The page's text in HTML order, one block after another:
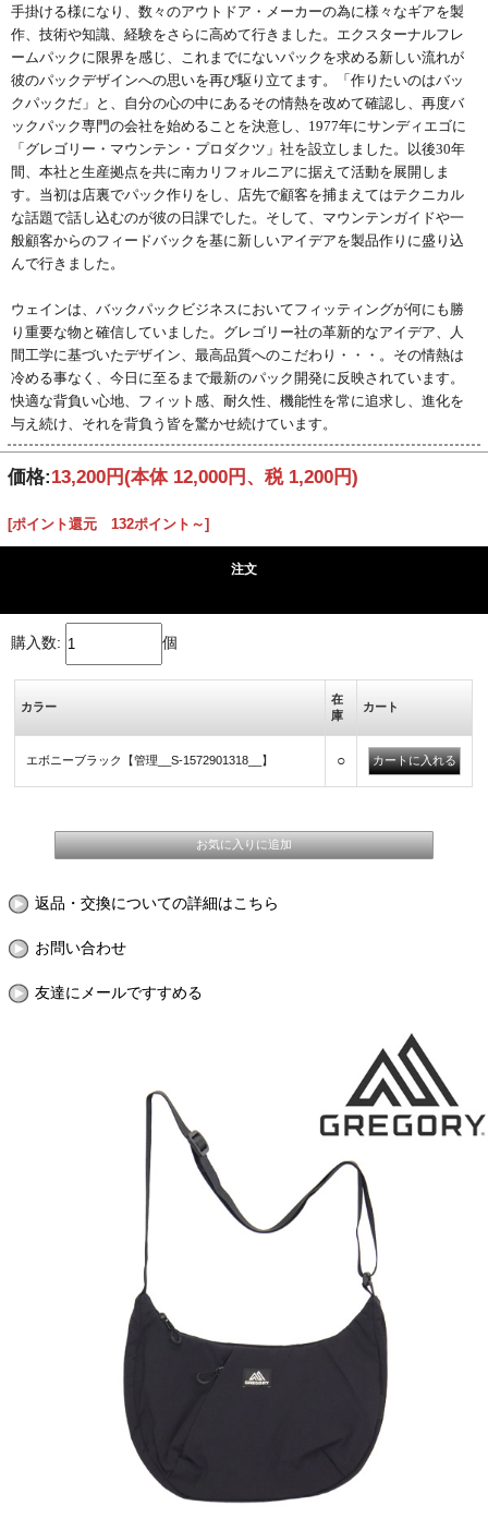
手掛ける様になり、数々のアウトドア・メーカーの為に様々なギアを製
作、技術や知識、経験をさらに高めて行きました。エクスターナルフレ
ームパックに限界を感じ、これまでにないパックを求める新しい流れが
彼のパックデザインへの思いを再び駆り立てます。「作りたいのはバッ
クパックだ」と、自分の心の中にあるその情熱を改めて確認し、再度バ
ックパック専門の会社を始めることを決意し、1977年にサンディエゴに
「グレゴリー・マウンテン・プロダクツ」社を設立しました。以後30年
間、本社と生産拠点を共に南カリフォルニアに据えて活動を展開しま
す。当初は店裏でパック作りをし、店先で顧客を捕まえてはテクニカル
な話題で話し込むのが彼の日課でした。そして、マウンテンガイドや一
般顧客からのフィードバックを基に新しいアイデアを製品作りに盛り込
んで行きました。
ウェインは、バックパックビジネスにおいてフィッティングが何にも勝
り重要な物と確信していました。グレゴリー社の革新的なアイデア、人
間工学に基づいたデザイン、最高品質へのこだわり・・・。その情熱は
冷める事なく、今日に至るまで最新のパック開発に反映されています。
快適な背負い心地、フィット感、耐久性、機能性を常に追求し、進化を
与え続け、それを背負う皆を驚かせ続けています。
価格:13,200円(本体 12,000円、税 1,200円)
[ポイント還元 132ポイント～]
注文
購入数: 個
カラー
在
庫
カート
エボニーブラック【管理__S-1572901318__】 ○
返品・交換についての詳細はこちら
お問い合わせ
友達にメールですすめる